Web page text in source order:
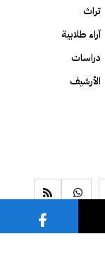
تراث
آراء طلابية
دراسات
الأرشيف